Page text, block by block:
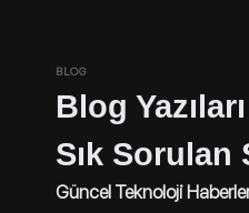
BLOG
Blog Yazıları
Sık Sorulan
Güncel Teknoloji